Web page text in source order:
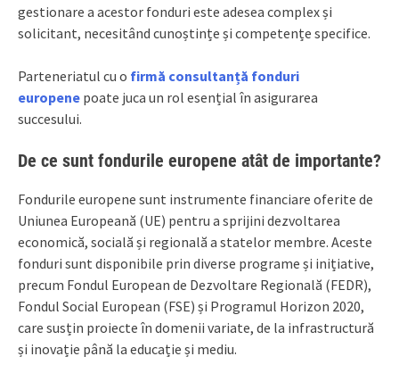
gestionare a acestor fonduri este adesea complex și
solicitant, necesitând cunoștințe și competențe specifice.
Parteneriatul cu o firmă consultanță fonduri
europene poate juca un rol esențial în asigurarea
succesului.
De ce sunt fondurile europene atât de importante?
Fondurile europene sunt instrumente financiare oferite de
Uniunea Europeană (UE) pentru a sprijini dezvoltarea
economică, socială și regională a statelor membre. Aceste
fonduri sunt disponibile prin diverse programe și inițiative,
precum Fondul European de Dezvoltare Regională (FEDR),
Fondul Social European (FSE) și Programul Horizon 2020,
care susțin proiecte în domenii variate, de la infrastructură
și inovație până la educație și mediu.